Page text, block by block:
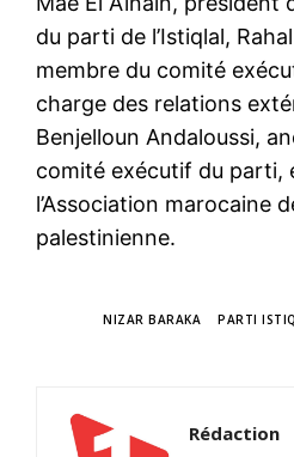
S'ABONNER
Insight
À propos
Nous contacter
Mon compte
du parti de l’Istiqlal,
membre du comité
charge des relations
Benjelloun Andaloussi,
comité exécutif du parti,
l’Association marocaine
palestinienne.
NIZAR BARAKA PARTI
Rédaction